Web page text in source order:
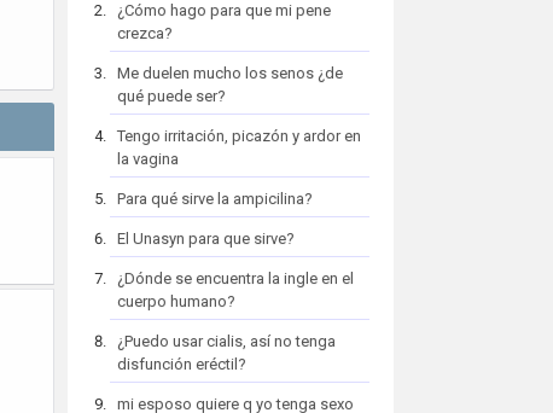
¿Cómo hago para que mi pene
crezca?
Me duelen mucho los senos ¿de
qué puede ser?
Tengo irritación, picazón y ardor en
la vagina
Para qué sirve la ampicilina?
El Unasyn para que sirve?
¿Dónde se encuentra la ingle en el
cuerpo humano?
¿Puedo usar cialis, así no tenga
disfunción eréctil?
mi esposo quiere q yo tenga sexo